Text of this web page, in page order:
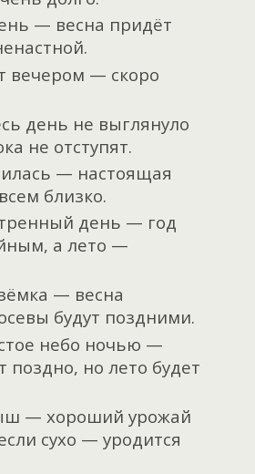
— весна придёт
вечером — скоро
день не выглянуло
не отступят.
— настоящая
близко.
день — год
а лето —
— весна
будут поздними.
небо ночью —
поздно, но лето будет
— хороший урожай
сухо — уродится